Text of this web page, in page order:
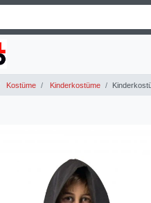
Kostüme Kinderkostüme